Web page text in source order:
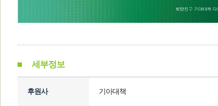
세부정보
후원사 기아대책